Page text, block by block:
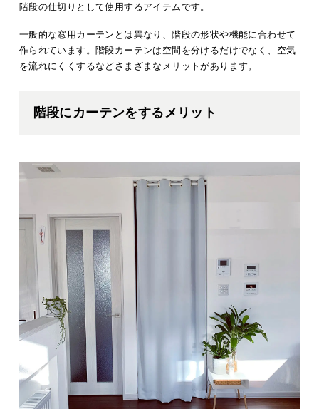
階段の仕切りとして使用するアイテムです。
一般的な窓用カーテンとは異なり、階段の形状や機能に合わせて
作られています。階段カーテンは空間を分けるだけでなく、空気
を流れにくくするなどさまざまなメリットがあります。
階段にカーテンをするメリット